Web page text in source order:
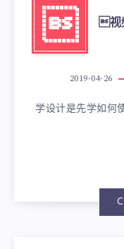
 视
2019-04-26
学设计是先学如何